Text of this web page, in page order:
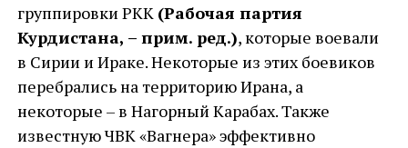
группировки PKK (Рабочая партия
Курдистана, – прим. ред.), которые воевали
в Сирии и Ираке. Некоторые из этих боевиков
перебрались на территорию Ирана, а
некоторые – в Нагорный Карабах. Также
известную ЧВК «Вагнера» эффективно